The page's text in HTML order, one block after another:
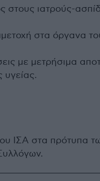
στους ιατρούς-
στα όργανα
με μετρήσιμα
υγείας.
ΙΣΑ στα πρότυπα